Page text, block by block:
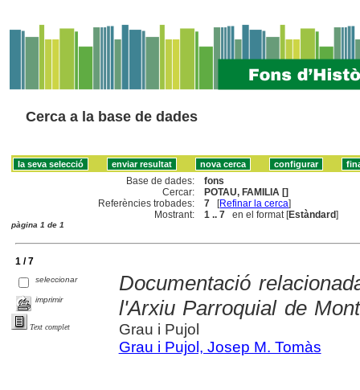
Cerca a la base de dades
Base de dades:
fons
Cercar:
POTAU, FAMILIA []
Referències trobades:
7 [Refinar la cerca]
Mostrant:
1 .. 7 en el format [Estàndard]
pàgina 1 de 1
1 / 7
seleccionar
imprimir
Text complet
Documentació
l'Arxiu Parroquial de
Grau i Pujol
Grau i Pujol, Josep M. Tomàs